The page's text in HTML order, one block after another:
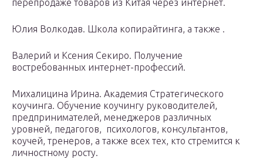
перепродаже товаров из Китая через интернет.
Юлия Волкодав. Школа копирайтинга, а также .
Валерий и Ксения Секиро. Получение
востребованных интернет-профессий.
Михалицина Ирина. Академия Стратегического
коучинга. Обучение коучингу руководителей,
предпринимателей, менеджеров различных
уровней, педагогов, психологов, консультантов,
коучей, тренеров, а также всех тех, кто стремится к
личностному росту.